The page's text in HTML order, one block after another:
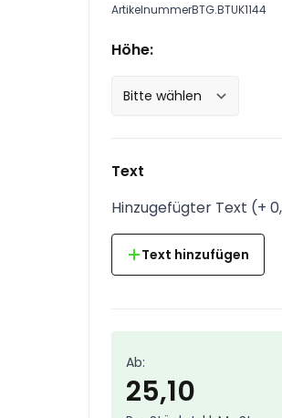
ArtikelnummerBTG.BTUK1144
Höhe:
Text
Hinzugefügter Text (+
Text hinzufügen
Ab:
25,10